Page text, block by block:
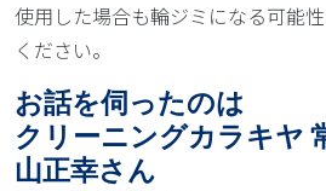
使用した場合も輪ジミになる可能
ください。
お話を伺ったのは
クリーニングカラキヤ
山正幸さん